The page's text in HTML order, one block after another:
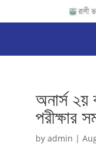
অনার্স ২য়
পরীক্ষার
by admin |